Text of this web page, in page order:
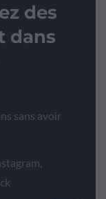
des
dans
sans avoir